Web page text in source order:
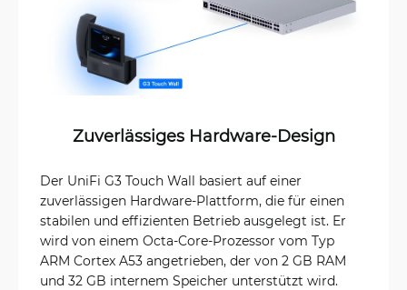
Zuverlässiges Hardware-Design
Der UniFi G3 Touch Wall basiert auf einer
zuverlässigen Hardware-Plattform, die für einen
stabilen und effizienten Betrieb ausgelegt ist. Er
wird von einem Octa-Core-Prozessor vom Typ
ARM Cortex A53 angetrieben, der von 2 GB RAM
und 32 GB internem Speicher unterstützt wird.